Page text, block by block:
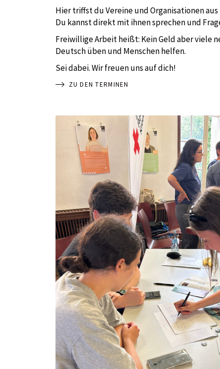
Hier triffst du Vereine und Organisationen aus
Du kannst direkt mit ihnen sprechen und
Freiwillige Arbeit heißt: Kein Geld aber viele
Deutsch üben und Menschen helfen.
Sei dabei. Wir freuen uns auf dich!
ZU DEN TERMINEN